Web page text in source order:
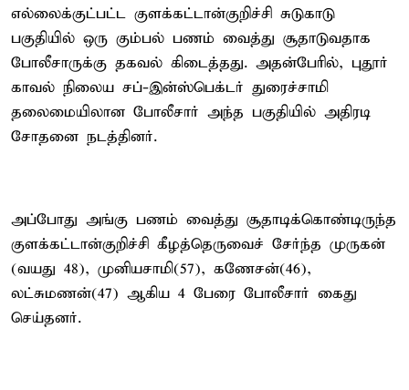
எல்லைக்குட்பட்ட குளக்கட்டான்குறிச்சி சுடுகாடு
பகுதியில் ஒரு கும்பல் பணம் வைத்து சூதாடுவதாக
போலீசாருக்கு தகவல் கிடைத்தது. அதன்பேரில், புதூர்
காவல் நிலைய சப்-இன்ஸ்பெக்டர் துரைச்சாமி
தலைமையிலான போலீசார் அந்த பகுதியில் அதிரடி
சோதனை நடத்தினர்.
அப்போது அங்கு பணம் வைத்து சூதாடிக்கொண்டிருந்த
குளக்கட்டான்குறிச்சி கீழத்தெருவைச் சேர்ந்த முருகன்
(வயது 48), முனியசாமி(57), கணேசன்(46),
லட்சுமணன்(47) ஆகிய 4 பேரை போலீசார் கைது
செய்தனர்.